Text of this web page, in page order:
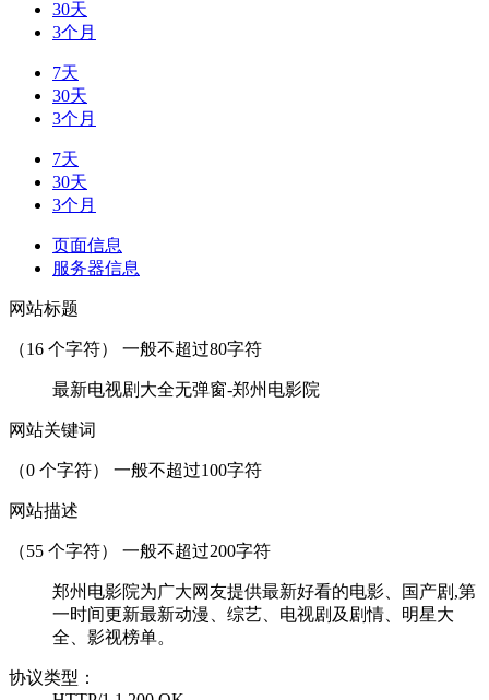
30天
3个月
7天
30天
3个月
7天
30天
3个月
页面信息
服务器信息
网站标题
（16 个字符） 一般不超过80字符
最新电视剧大全无弹窗-郑州电影院
网站关键词
（0 个字符） 一般不超过100字符
网站描述
（55 个字符） 一般不超过200字符
郑州电影院为广大网友提供最新好看的电影、国产剧,第
一时间更新最新动漫、综艺、电视剧及剧情、明星大
全、影视榜单。
协议类型：